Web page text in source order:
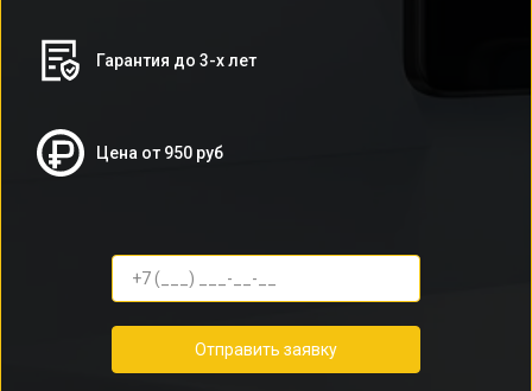
Гарантия до 3-х лет
Цена от 950 руб
Отправить заявку